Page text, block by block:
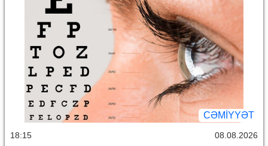
CƏMİYYƏT
18:15 08.08.2026